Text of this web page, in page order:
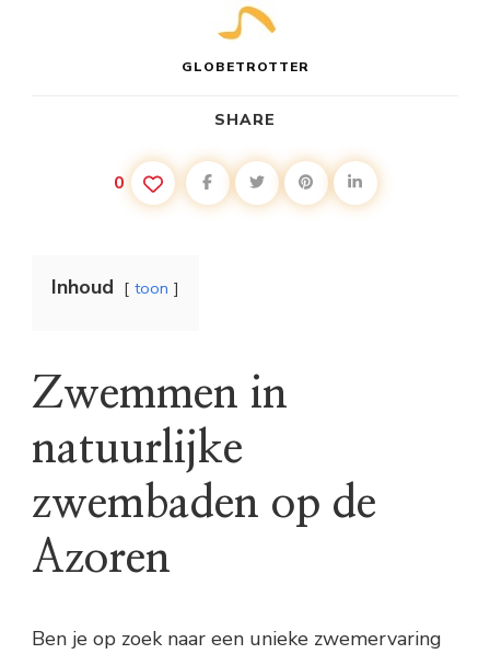
GLOBETROTTER
SHARE
0
Inhoud toon
Zwemmen in
natuurlijke
zwembaden op de
Azoren
Ben je op zoek naar een unieke zwemervaring